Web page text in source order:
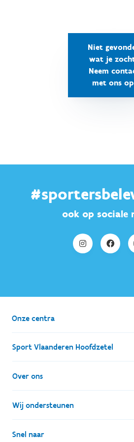
Niet
wat je
Neem
met ons
ook op sociale
Onze centra
Sport Vlaanderen Hoofdzetel
Simon Bolivarlaan 17
1000 Brussel
Ondernemingsnummer: BE
Over ons
Wie zijn we, wat doen we
Onze centra
Wij ondersteunen
Lokale besturen
Snel naar